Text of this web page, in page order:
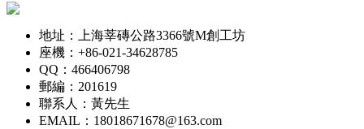
地址：上海莘磚公路3366號M創工坊
座機：+86-021-34628785
QQ：466406798
郵編：201619
聯系人：黃先生
EMAIL：18018671678@163.com